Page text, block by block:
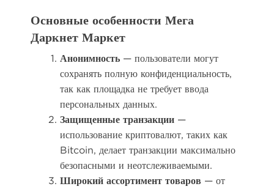
Основные особенности Мега
Даркнет Маркет
Анонимность — пользователи могут
сохранять полную конфиденциальность,
так как площадка не требует ввода
персональных данных.
Защищенные транзакции —
использование криптовалют, таких как
Bitcoin, делает транзакции максимально
безопасными и неотслеживаемыми.
Широкий ассортимент товаров — от